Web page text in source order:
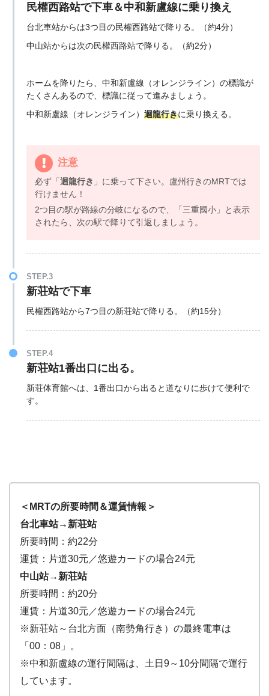
民權西路站で下車＆中和新盧線に乗り換え
台北車站からは3つ目の民權西路站で降りる。（約4分）
中山站からは次の民權西路站で降りる。（約2分）
ホームを降りたら、中和新盧線（オレンジライン）の標識が
たくさんあるので、標識に従って進みましょう。
中和新盧線（オレンジライン） 迴龍行きに乗り換える。
注意
必ず「迴龍行き 」に乗って下さい。盧州行きのMRTでは
行けません！
2つ目の駅が路線の分岐になるので、「三重國小」と表示
されたら、次の駅で降りて引返しましょう。
STEP.3
新荘站で下車
民權西路站から7つ目の新荘站で降りる。（約15分）
STEP.4
新荘站1番出口に出る。
新荘体育館へは、1番出口から出ると道なりに歩けて便利で
す。
＜MRTの所要時間＆運賃情報＞
台北車站→新荘站
所要時間：約22分
運賃：片道30元／悠遊カードの場合24元
中山站→新荘站
所要時間：約20分
運賃：片道30元／悠遊カードの場合24元
※新荘站～台北方面（南勢角行き）の最終電車は
「00：08」。
※中和新盧線の運行間隔は、土日9～10分間隔で運行
しています。